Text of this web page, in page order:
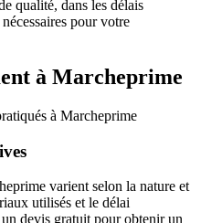
qualité, dans les délais
pour votre
à Marcheprime
à Marcheprime
varient selon la nature et
utilisés et le délai
devis gratuit pour obtenir un